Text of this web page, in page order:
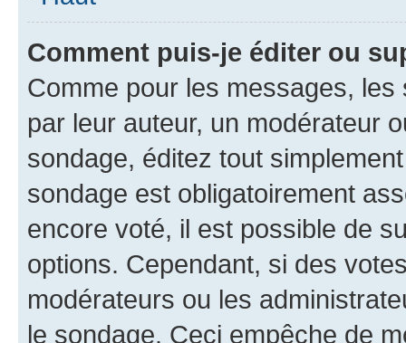
Comment puis-je éditer ou
Comme pour les messages,
par leur auteur, un modérateur
sondage, éditez tout
sondage est obligatoirement
encore voté, il est possible de
options. Cependant, si des
modérateurs ou les
le sondage. Ceci empêche de